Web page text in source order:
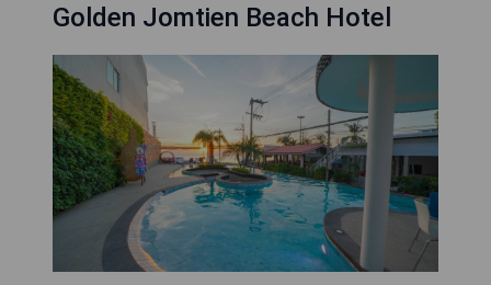
Golden Jomtien Beach Hotel